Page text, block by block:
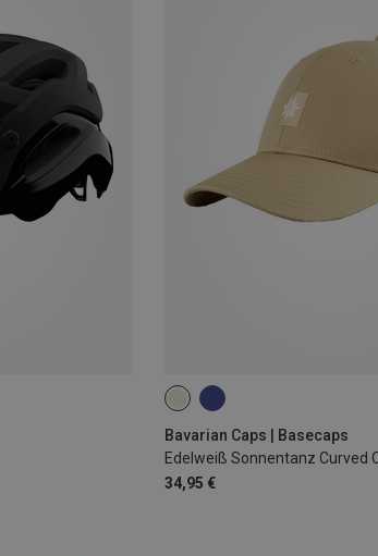
Bavarian Caps | Basecaps
Edelweiß Sonnentanz Curved
34,95 €
ONE SIZE